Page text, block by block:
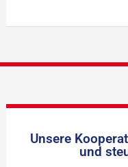
Unsere
und